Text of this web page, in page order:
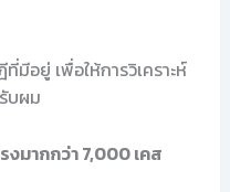
อยู่ เพื่อให้การวิเคราะห์
บผม
มากกว่า 7,000 เคส